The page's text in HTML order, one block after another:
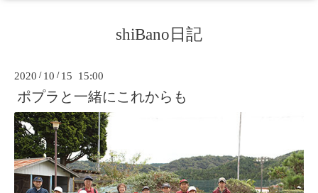
shiBano日記
2020 / 10 / 15 15:00
ポプラと一緒にこれからも